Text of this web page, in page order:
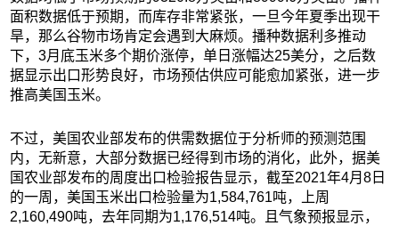
面积数据低于预期，而库存非常紧张，一旦今年夏季出现干
旱，那么谷物市场肯定会遇到大麻烦。播种数据利多推动
下，3月底玉米多个期价涨停，单日涨幅达25美分，之后数
据显示出口形势良好，市场预估供应可能愈加紧张，进一步
推高美国玉米。
不过，美国农业部发布的供需数据位于分析师的预测范围
内，无新意，大部分数据已经得到市场的消化，此外，据美
国农业部发布的周度出口检验报告显示，截至2021年4月8日
的一周，美国玉米出口检验量为1,584,761吨，上周
2,160,490吨，去年同期为1,176,514吨。且气象预报显示，